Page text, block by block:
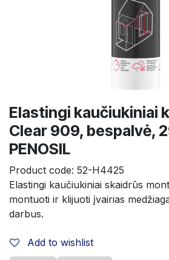
Elastingi kaučiukiniai
Clear 909, bespalvė,
PENOSIL
Product code: 52-H4425
Elastingi kaučiukiniai skaidrūs
montuoti ir klijuoti įvairias
darbus.
Add to wishlist